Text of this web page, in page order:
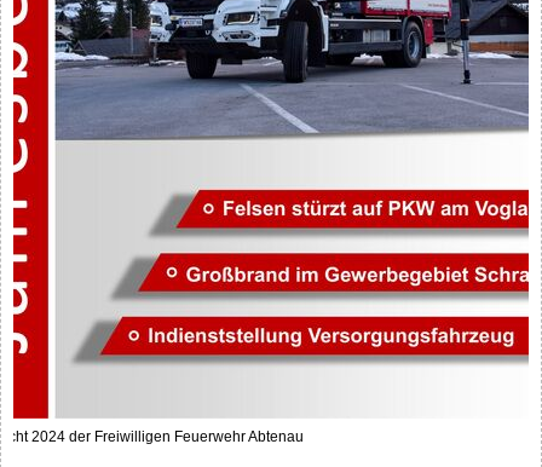
2024 der Freiwilligen Feuerwehr Abtenau